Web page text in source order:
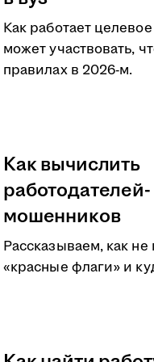
Как работает
может участвовать,
правилах в 2026-м.
Как вычислить
работодателей-
мошенников
Рассказываем, как не
«красные флаги» и